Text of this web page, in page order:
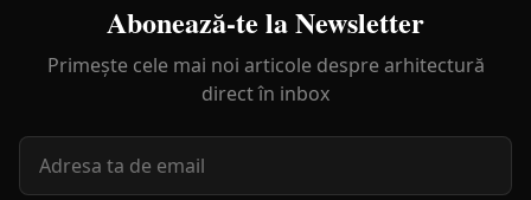
Abonează-te la Newsletter
Primește cele mai noi articole despre arhitectură
direct în inbox